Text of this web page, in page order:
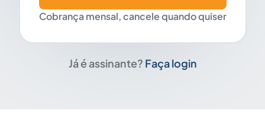
Cobrança mensal, cancele quando quiser
Já é assinante? Faça login